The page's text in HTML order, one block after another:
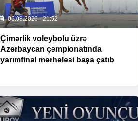
06.08.2026 - 21:52
Çimərlik voleybolu üzrə
Azərbaycan çempionatında
yarımfinal mərhələsi başa çatıb